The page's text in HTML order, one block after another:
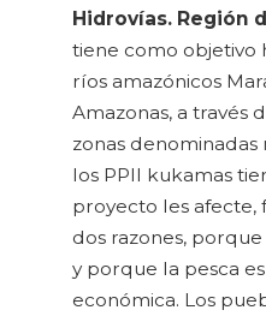
Hidrovías. Región
tiene como objetivo
ríos amazónicos
Amazonas, a través
zonas denominadas
los PPII kukamas
proyecto les
dos razones,
y porque la pesca
económica. Los